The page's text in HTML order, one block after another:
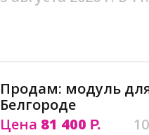
Продам: модуль
Белгороде
Цена 81 400 Р.